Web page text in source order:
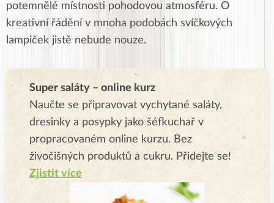
potemnělé místnosti pohodovou atmosféru. O
kreativní řádění v mnoha podobách svíčkových
lampiček jistě nebude nouze.
Super saláty – online kurz
Naučte se připravovat vychytané saláty,
dresinky a posypky jako šéfkuchař v
propracovaném online kurzu. Bez
živočišných produktů a cukru. Přidejte se!
Zjistit více